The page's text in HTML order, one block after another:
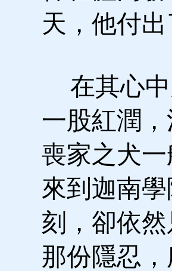
天，他付
在其心中
一股紅潤
喪家之犬
來到迦南
刻，卻依
那份隱忍